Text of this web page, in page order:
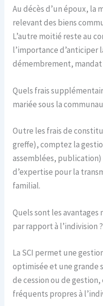
Au décès d’un époux, la
relevant des biens
L’autre moitié reste au
l’importance d’anticiper
démembrement,
Quels frais
mariée sous la
Outre les frais de
greffe), comptez la
assemblées,
d’expertise pour la
familial.
Quels sont les avantages
par rapport à l’indivision ?
La SCI permet une
optimisée et une grande
de cession ou de
fréquents propres à